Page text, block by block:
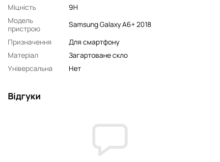
Міцність
9H
Модель
пристрою
Samsung Galaxy A6+ 2018
Призначення
Для смартфону
Матеріал
Загартоване скло
Універсальна
Нет
Відгуки